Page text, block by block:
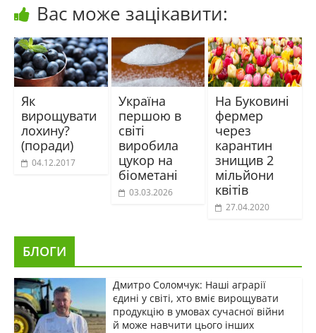
Вас може зацікавити:
Як
вирощувати
лохину?
(поради)
04.12.2017
Україна
першою в
світі
виробила
цукор на
біометані
03.03.2026
На Буковині
фермер
через
карантин
знищив 2
мільйони
квітів
27.04.2020
БЛОГИ
Дмитро Соломчук: Наші аграрії
єдині у світі, хто вміє вирощувати
продукцію в умовах сучасної війни
й може навчити цього інших